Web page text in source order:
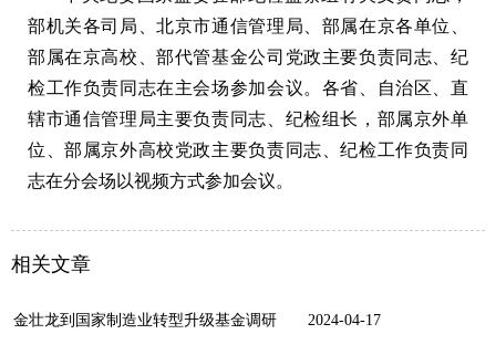
部机关各司局、北京市通信管理局、部属在京各单位、
部属在京高校、部代管基金公司党政主要负责同志、纪
检工作负责同志在主会场参加会议。各省、自治区、直
辖市通信管理局主要负责同志、纪检组长，部属京外单
位、部属京外高校党政主要负责同志、纪检工作负责同
志在分会场以视频方式参加会议。
相关文章
金壮龙到国家制造业转型升级基金调研 2024-04-17